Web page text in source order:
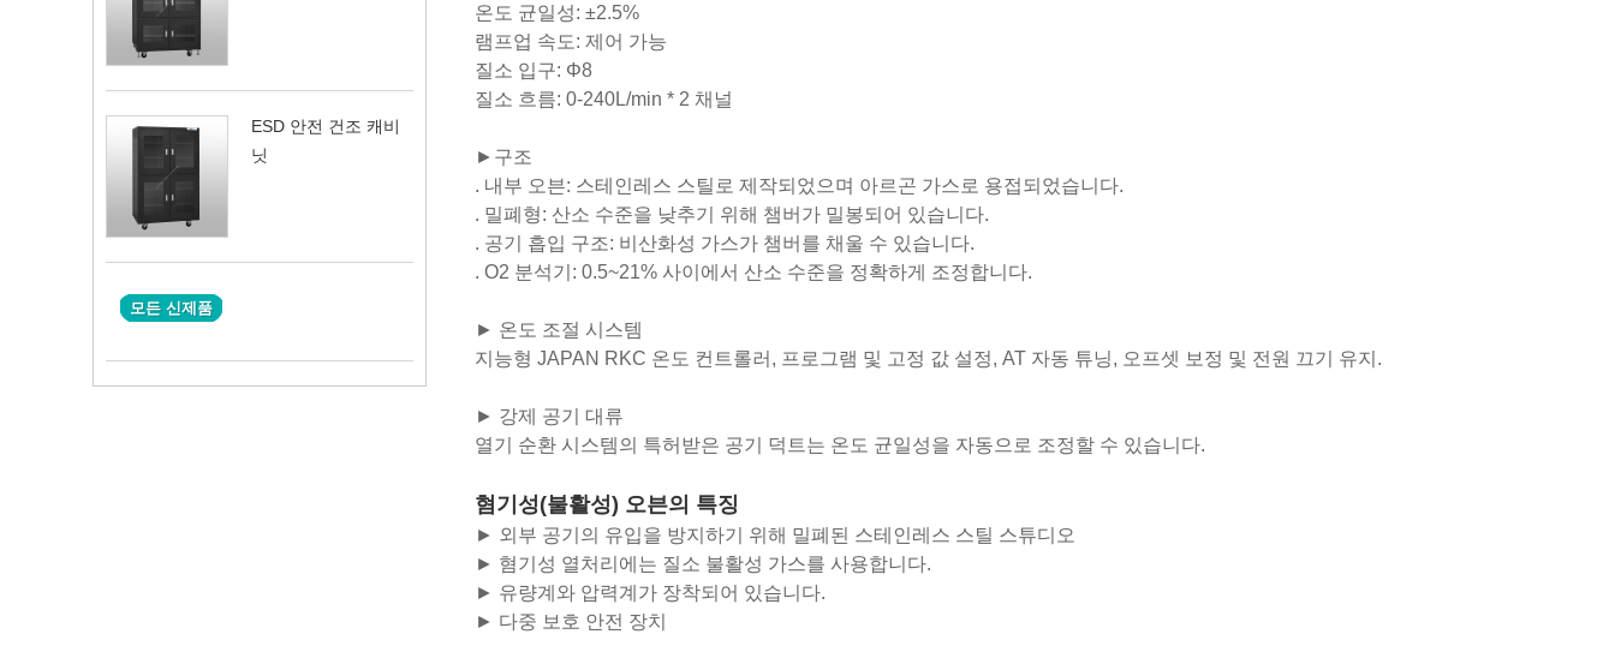
ESD 안전 건조 캐비
닛
모든 신제품
온도 균일성: ±2.5%
램프업 속도: 제어 가능
질소 입구: Φ8
질소 흐름: 0-240L/min * 2 채널
►구조
. 내부 오븐: 스테인레스 스틸로 제작되었으며 아르곤 가스로 용접되었습니다.
. 밀폐형: 산소 수준을 낮추기 위해 챔버가 밀봉되어 있습니다.
. 공기 흡입 구조: 비산화성 가스가 챔버를 채울 수 있습니다.
. O2 분석기: 0.5~21% 사이에서 산소 수준을 정확하게 조정합니다.
► 온도 조절 시스템
지능형 JAPAN RKC 온도 컨트롤러, 프로그램 및 고정 값 설정, AT 자동 튜닝, 오프셋 보정 및 전원 끄기 유지.
► 강제 공기 대류
열기 순환 시스템의 특허받은 공기 덕트는 온도 균일성을 자동으로 조정할 수 있습니다.
혐기성(불활성) 오븐의 특징
► 외부 공기의 유입을 방지하기 위해 밀폐된 스테인레스 스틸 스튜디오
► 혐기성 열처리에는 질소 불활성 가스를 사용합니다.
► 유량계와 압력계가 장착되어 있습니다.
► 다중 보호 안전 장치